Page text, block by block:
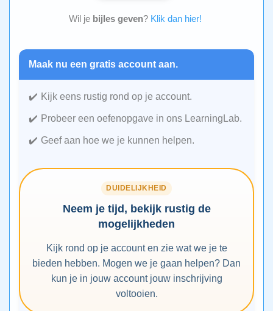
Wil je bijles geven? Klik dan hier!
Maak nu een gratis account aan.
Kijk eens rustig rond op je account.
Probeer een oefenopgave in ons LearningLab.
Geef aan hoe we je kunnen helpen.
DUIDELIJKHEID
Neem je tijd, bekijk rustig de
mogelijkheden
Kijk rond op je account en zie wat we je te
bieden hebben. Mogen we je gaan helpen? Dan
kun je in jouw account jouw inschrijving
voltooien.